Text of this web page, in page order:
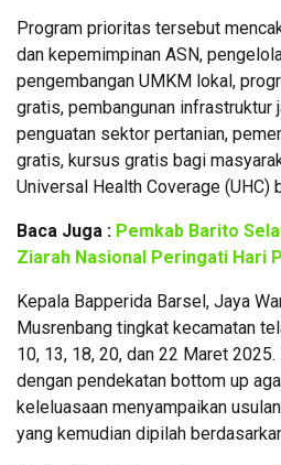
Program prioritas tersebut
dan kepemimpinan ASN,
pengembangan UMKM lokal,
gratis, pembangunan infrastruktur
penguatan sektor pertanian,
gratis, kursus gratis bagi
Universal Health Coverage (UHC)
Baca Juga : Pemkab Barito
Ziarah Nasional Peringati Hari
Kepala Bapperida Barsel, Jaya
Musrenbang tingkat kecamatan
10, 13, 18, 20, dan 22 Maret
dengan pendekatan bottom up
keleluasaan menyampaikan
yang kemudian dipilah